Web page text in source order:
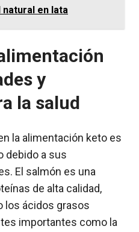
en lata
y
la salud
la alimentación keto es
debido a sus
El salmón es una
de alta calidad,
los ácidos grasos
importantes como la